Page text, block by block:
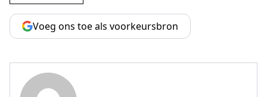
Voeg ons toe als voorkeursbron